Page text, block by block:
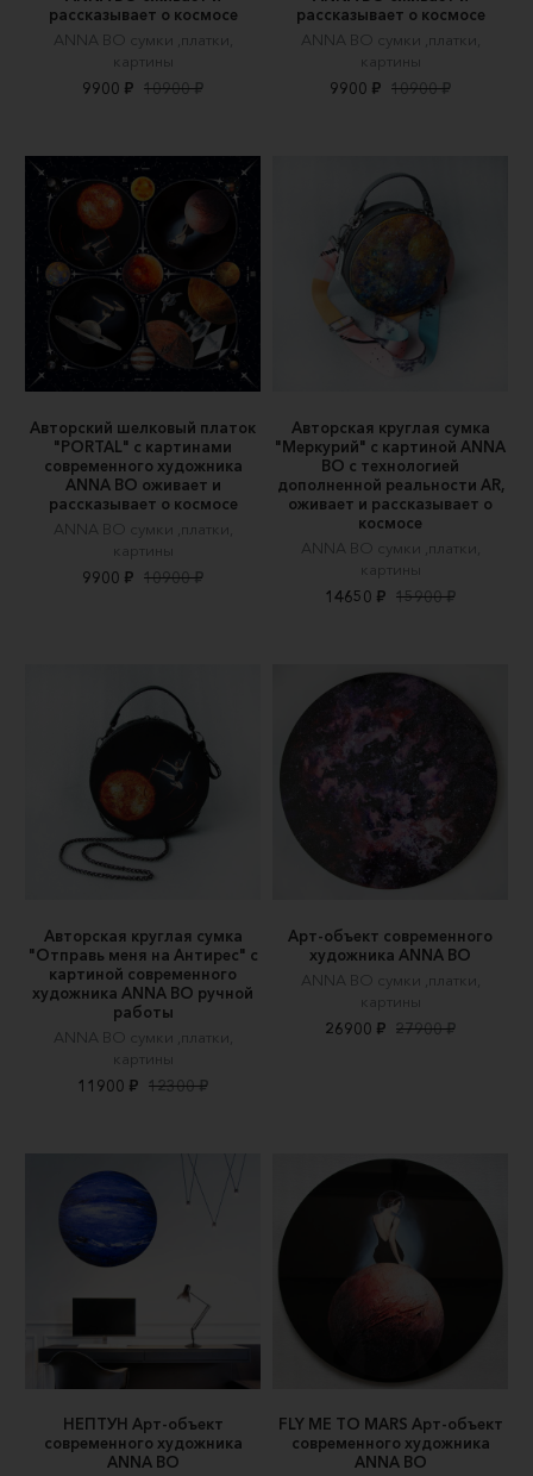
рассказывает о космосе
ANNA BO сумки ,платки,
картины
9900 ₽ 10900 ₽
рассказывает о космосе
ANNA BO сумки ,платки,
картины
9900 ₽ 10900 ₽
Авторский шелковый платок
"PORTAL" c картинами
современного художника
ANNA BO оживает и
рассказывает о космосе
ANNA BO сумки ,платки,
картины
9900 ₽ 10900 ₽
Авторская круглая сумка
"Меркурий" c картиной ANNA
BO c технологией
дополненной реальности AR,
оживает и рассказывает о
космосе
ANNA BO сумки ,платки,
картины
14650 ₽ 15900 ₽
Авторская круглая сумка
"Отправь меня на Антирес" c
картиной современного
художника ANNA BO ручной
работы
ANNA BO сумки ,платки,
картины
11900 ₽ 12300 ₽
Арт-объект современного
художника ANNA BO
ANNA BO сумки ,платки,
картины
26900 ₽ 27900 ₽
НЕПТУН Арт-объект
современного художника
ANNA BO
FLY ME TO MARS Арт-объект
современного художника
ANNA BO